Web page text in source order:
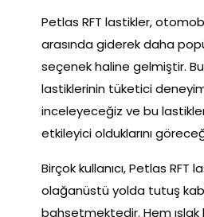
Petlas RFT lastikler,
arasında giderek daha
seçenek haline gelmiştir. Bu
lastiklerinin tüketici
inceleyeceğiz ve bu
etkileyici olduklarını
Birçok kullanıcı, Petlas RFT
olağanüstü yolda tutuş
bahsetmektedir. Hem